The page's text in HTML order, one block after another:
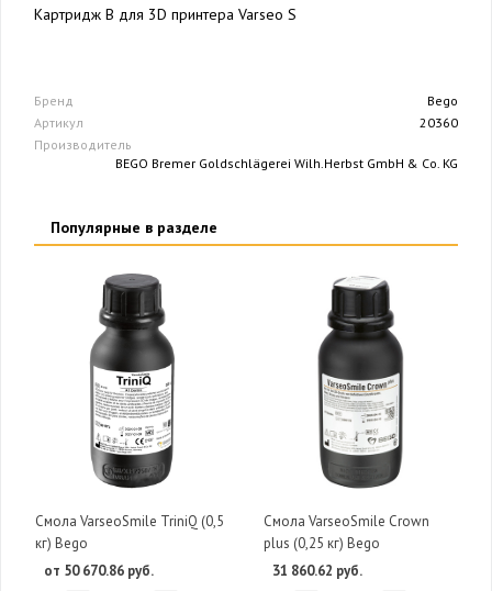
Картридж B для 3D принтера Varseo S
Бренд
Bego
Артикул
20360
Производитель
BEGO Bremer Goldschlägerei Wilh.Herbst GmbH & Co. KG
Популярные в разделе
Смола VarseoSmile TriniQ (0,5
кг) Bego
от 50 670.86 руб.
Смола VarseoSmile Crown
plus (0,25 кг) Bego
31 860.62 руб.